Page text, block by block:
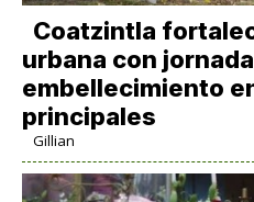
Coatzintla
urbana con
embellecimiento
principales
Gillian